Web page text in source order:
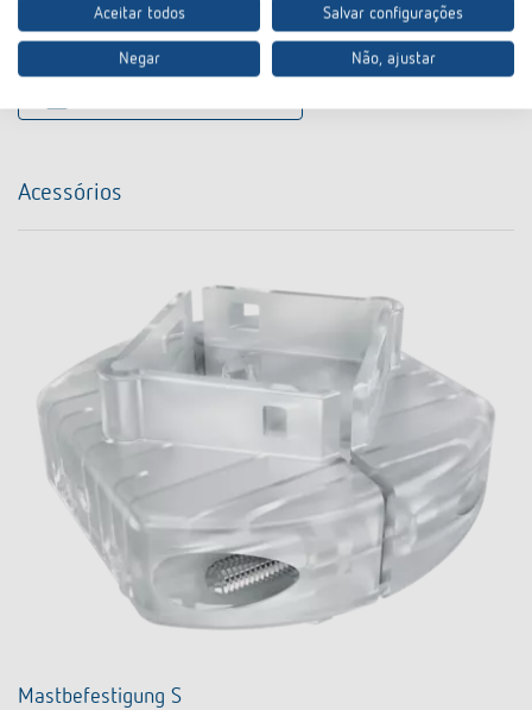
Ficha técnica Meteodata 140 S KNX (551,1 kB)
Acessórios
Mastbefestigung S
Aceitar todos Salvar configurações
Negar Não, ajustar